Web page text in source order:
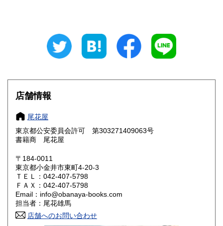
2,630円 三重県
大阪府
奈良県
鳥取県 2,930円 島根県
岡山県
山口県 2,930円
香川県 2,930円 愛媛県
高知県 2,930円
店舗情報
尾花屋
東京都公安委員会許可 第303271409063号
書籍商 尾花屋
〒184-0011
東京都小金井市東町4-20-3
ＴＥＬ：042-407-5798
ＦＡＸ：042-407-5798
Email：info@obanaya-books.com
担当者：尾花雄馬
店舗へのお問い合わせ